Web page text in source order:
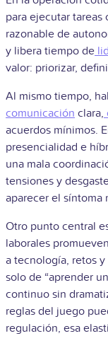
para ejecutar tareas
razonable de
y libera tiempo de
valor: priorizar,
Al mismo tiempo,
comunicación clara,
acuerdos mínimos.
presencialidad e
una mala
tensiones y
aparecer el síntoma
Otro punto central
laborales
a tecnología, retos
solo de “aprender
continuo sin
reglas del juego
regulación, esa